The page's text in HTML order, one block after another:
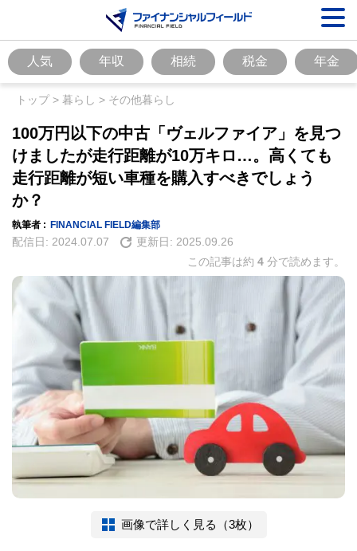
人気 年収 相続 税金 年金
トップ> 暮らし > その他暮らし
100万円以下の中古「ヴェルファイア」を見つ
けましたが走行距離が10万キロ…。高くても
走行距離が短い車種を購入すべきでしょう
か？
執筆者 : FINANCIAL FIELD編集部
配信日: 2024.07.07 更新日: 2025.09.26
この記事は約 4 分で読めます。
画像で詳しく見る（3枚）